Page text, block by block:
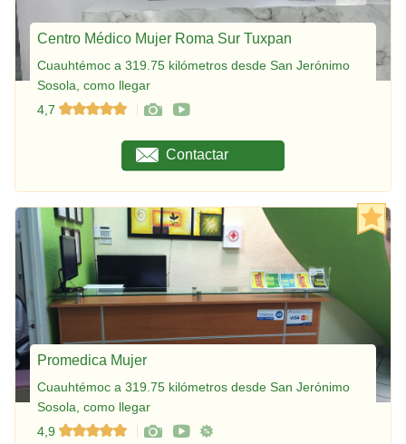
Centro Médico Mujer Roma Sur Tuxpan
Cuauhtémoc a 319.75 kilómetros desde San Jerónimo
Sosola, como llegar
4,7
Contactar
Promedica Mujer
Cuauhtémoc a 319.75 kilómetros desde San Jerónimo
Sosola, como llegar
4,9